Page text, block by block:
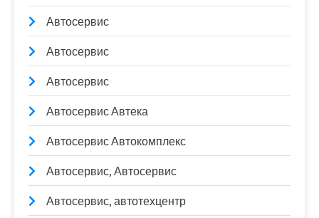
Автосервис
Автосервис
Автосервис
Автосервис Автека
Автосервис Автокомплекс
Автосервис, Автосервис
Автосервис, автотехцентр